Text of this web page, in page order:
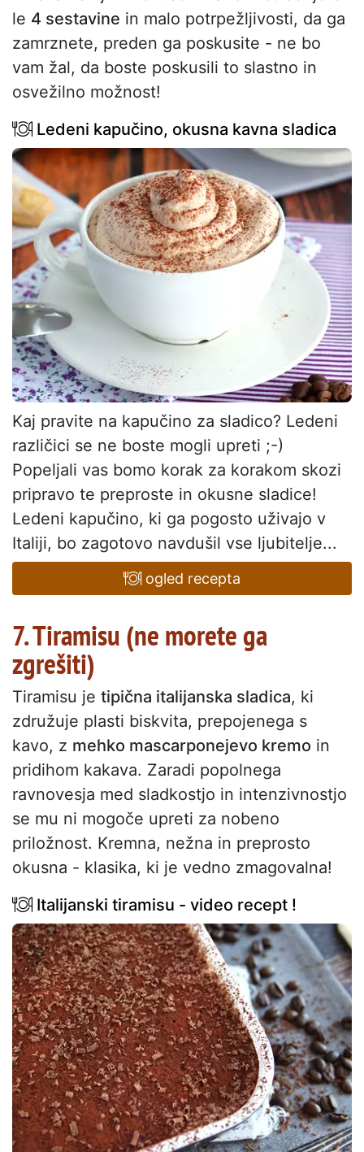
le 4 sestavine in malo potrpežljivosti, da ga
zamrznete, preden ga poskusite - ne bo
vam žal, da boste poskusili to slastno in
osvežilno možnost!
Ledeni kapučino, okusna kavna sladica
Kaj pravite na kapučino za sladico? Ledeni
različici se ne boste mogli upreti ;-)
Popeljali vas bomo korak za korakom skozi
pripravo te preproste in okusne sladice!
Ledeni kapučino, ki ga pogosto uživajo v
Italiji, bo zagotovo navdušil vse ljubitelje...
ogled recepta
7. Tiramisu (ne morete ga
zgrešiti)
Tiramisu je tipična italijanska sladica, ki
združuje plasti biskvita, prepojenega s
kavo, z mehko mascarponejevo kremo in
pridihom kakava. Zaradi popolnega
ravnovesja med sladkostjo in intenzivnostjo
se mu ni mogoče upreti za nobeno
priložnost. Kremna, nežna in preprosto
okusna - klasika, ki je vedno zmagovalna!
Italijanski tiramisu - video recept !